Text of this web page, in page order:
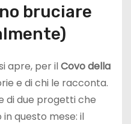
bruciare
apre, per ilCovo della
e di chi le racconta.
di due progetti che
questo mese: il